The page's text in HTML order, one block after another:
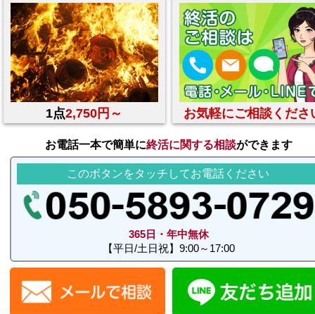
1点2,750円～ お気軽にご相談くださ
お電話一本で簡単に終活に関する相談ができます
このボタンをタッチしてお電話ください
365日・年中無休
【平日/土日祝】9:00～17:00